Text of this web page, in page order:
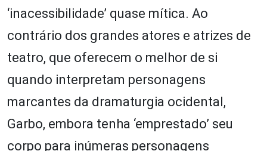
‘inacessibilidade’ quase mítica. Ao
contrário dos grandes atores e atrizes de
teatro, que oferecem o melhor de si
quando interpretam personagens
marcantes da dramaturgia ocidental,
Garbo, embora tenha ‘emprestado’ seu
corpo para inúmeras personagens